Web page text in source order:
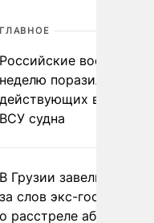
ГЛАВНОЕ
Российские военные за
неделю поразили 34
действующих в
ВСУ судна
В Грузии завели дело
за слов экс-
о расстреле абхазских